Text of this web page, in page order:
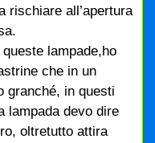
rischiare all’apertura
lampade,ho
che in un
granché, in questi
lampada devo dire
oltretutto attira